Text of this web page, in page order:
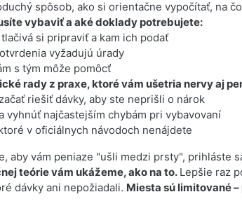
spôsob, ako si orientačne vypočítať, na
vybaviť a aké doklady potrebujete:
si pripraviť a kam ich podať
vyžadujú úrady
s tým môže pomôcť
rady z praxe, ktoré vám ušetria nervy aj
riešiť dávky, aby ste neprišli o nárok
vyhnúť najčastejším chybám pri vybavovaní
v oficiálnych návodoch nenájdete
aby vám peniaze "ušli medzi prsty", prihláste
teórie vám ukážeme, ako na to. Lepšie raz
dávky ani nepožiadali. Miesta sú limitované